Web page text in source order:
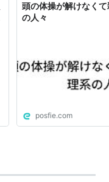
頭の体操が解けなく
の人々
posfie.com